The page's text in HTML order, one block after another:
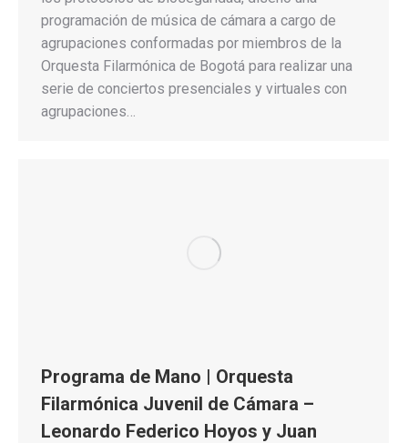
programación de música de cámara a cargo de
agrupaciones conformadas por miembros de la
Orquesta Filarmónica de Bogotá para realizar una
serie de conciertos presenciales y virtuales con
agrupaciones…
Programa de Mano | Orquesta
Filarmónica Juvenil de Cámara –
Leonardo Federico Hoyos y Juan